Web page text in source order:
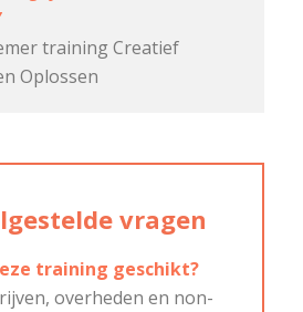
training Creatief
Oplossen
vragen
training geschikt?
overheden en non-